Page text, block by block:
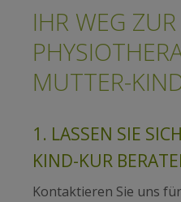
IHR WEG ZUR
MUTTER-
1. LASSEN SIE
KIND-KUR
Kontaktieren Sie uns